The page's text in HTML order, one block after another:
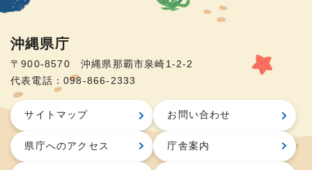
沖縄県庁
〒900-8570 沖縄県那覇市泉崎1-2-2
代表電話：098-866-2333
サイトマップ お問い合わせ
県庁へのアクセス 庁舎案内